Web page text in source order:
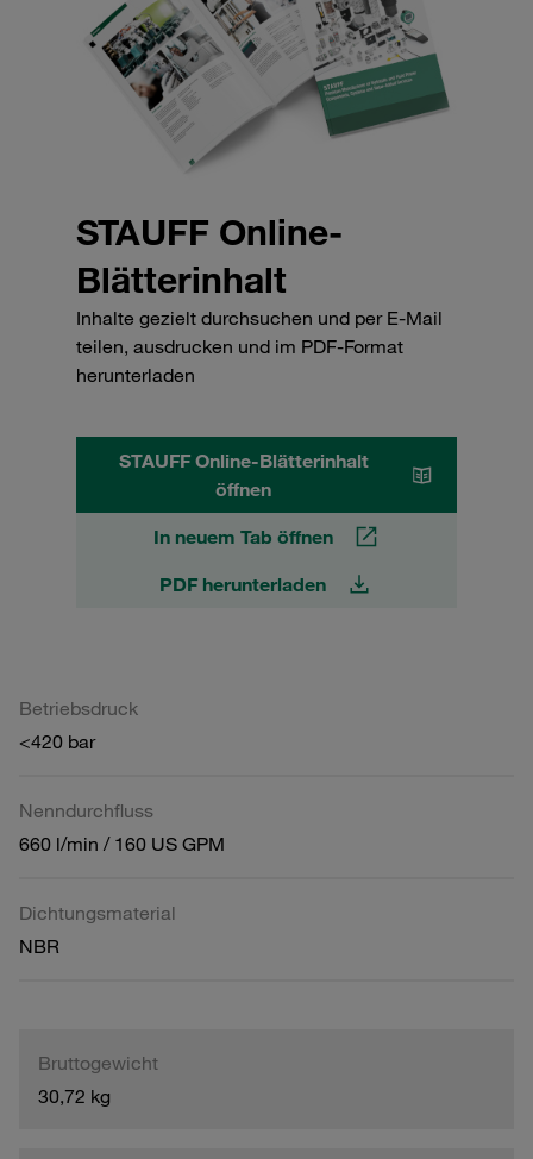
STAUFF Online-
Blätterinhalt
Inhalte gezielt durchsuchen und per E-Mail
teilen, ausdrucken und im PDF-Format
herunterladen
STAUFF Online-Blätterinhalt
öffnen
In neuem Tab öffnen
PDF herunterladen
Betriebsdruck
<420 bar
Nenndurchfluss
660 l/min / 160 US GPM
Dichtungsmaterial
NBR
Bruttogewicht
30,72 kg